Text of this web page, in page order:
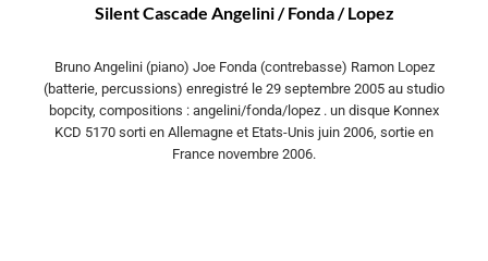
Silent Cascade Angelini / Fonda / Lopez
Bruno Angelini (piano) Joe Fonda (contrebasse) Ramon Lopez
(batterie, percussions) enregistré le 29 septembre 2005 au studio
bopcity, compositions : angelini/fonda/lopez . un disque Konnex
KCD 5170 sorti en Allemagne et Etats-Unis juin 2006, sortie en
France novembre 2006.